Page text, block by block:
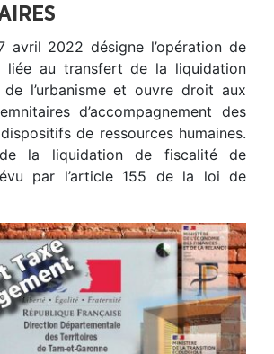
avril 2022 désigne l’opération de
liée au transfert de la liquidation
l’urbanisme et ouvre droit aux
d’accompagnement des
de ressources humaines.
la liquidation de fiscalité de
par l’article 155 de la loi de